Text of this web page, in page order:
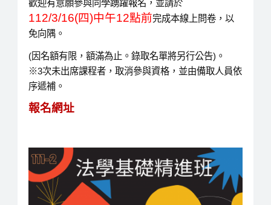
歡迎有意願參與同學踴躍報名，並請於
112/3/16(四)中午12點前完成本線上問卷，以
免向隅。
(因名額有限，額滿為止。錄取名單將另行公告)。
※3次未出席課程者，取消參與資格，並由備取人員依
序遞補。
報名網址